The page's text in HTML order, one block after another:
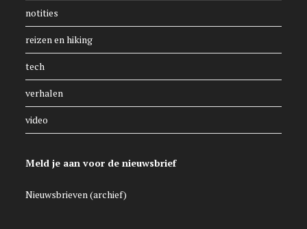
notities
reizen en hiking
tech
verhalen
video
Meld je aan voor de nieuwsbrief
Nieuwsbrieven (archief)